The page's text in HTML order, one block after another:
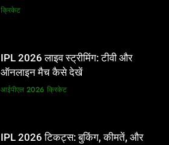
और BCCI पर लगाए गंभीर आरोप
क्रिकेट
IPL 2026 लाइव स्ट्रीमिंग: टीवी और
ऑनलाइन मैच कैसे देखें
आईपीएल 2026 क्रिकेट
IPL 2026 टिकट्स: बुकिंग, कीमतें, और